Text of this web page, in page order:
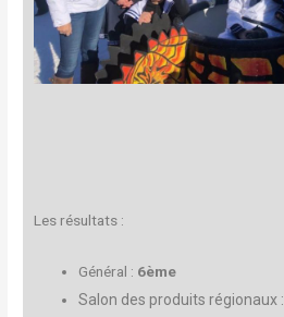
Les résultats :
Général : 6ème
Salon des produits régionaux :